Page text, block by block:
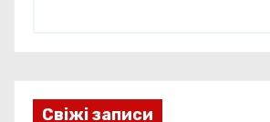
Свіжі записи